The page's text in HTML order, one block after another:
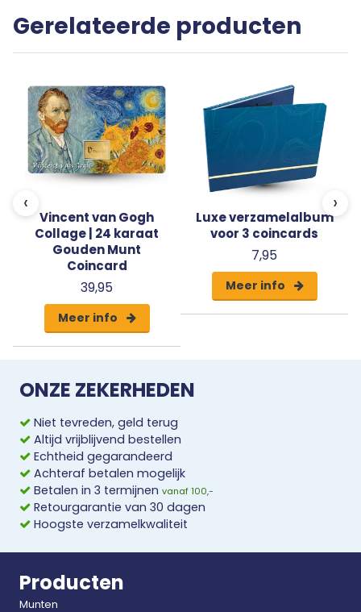
verzamelobject voor liefhebbers van geschiedenis
en klassieke culturen.
Gerelateerde producten
‹
Vincent van Gogh
Collage | 24 karaat
Gouden Munt
Coincard
39,95
Meer info
Luxe verzamelalbum
voor 3 coincards
7,95
Meer info
›
ONZE ZEKERHEDEN
Niet tevreden, geld terug
Altijd vrijblijvend bestellen
Echtheid gegarandeerd
Achteraf betalen mogelijk
Betalen in 3 termijnen vanaf 100,-
Retourgarantie van 30 dagen
Hoogste verzamelkwaliteit
Producten
Munten